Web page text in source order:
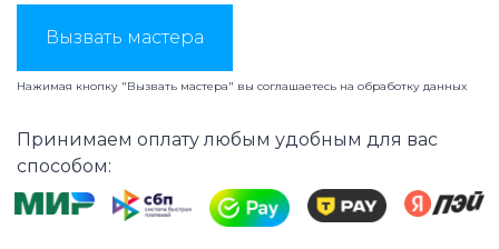
Вызвать мастера
Нажимая кнопку "Вызвать мастера" вы соглашаетесь на обработку данных
Принимаем оплату любым удобным для вас
способом: